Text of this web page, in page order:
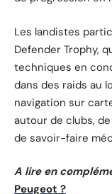
Les landistes
Defender Trophy,
techniques en
dans des raids au
navigation sur
autour de clubs,
de savoir-faire
A lire en
Peugeot ?